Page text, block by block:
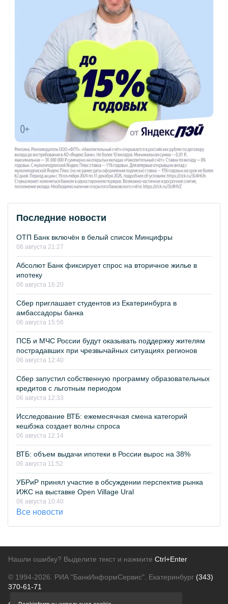
Последние новости
ОТП Банк включён в белый список Минцифры
06 августа 21:27
Абсолют Банк фиксирует спрос на вторичное жилье в
ипотеку
06 августа 16:20
Сбер приглашает студентов из Екатеринбурга в
амбассадоры банка
06 августа 15:56
ПСБ и МЧС России будут оказывать поддержку жителям
пострадавших при чрезвычайных ситуациях регионов
06 августа 12:40
Сбер запустил собственную программу образовательных
кредитов с льготным периодом
06 августа 12:33
Исследование ВТБ: ежемесячная смена категорий
кешбэка создает волны спроса
06 августа 12:14
ВТБ: объем выдачи ипотеки в России вырос на 38%
06 августа 11:52
УБРиР принял участие в обсуждении перспектив рынка
ИЖС на выставке Open Village Ural
06 августа 10:40
Все новости
Нашли ошибку? Выделите текст и нажмите Ctrl+Enter
© 1994-2026. РИА "БанкИнформСервис". Екатеринбург (343)
370-61-71